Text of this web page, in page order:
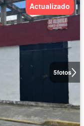
5fotos
Actualizado